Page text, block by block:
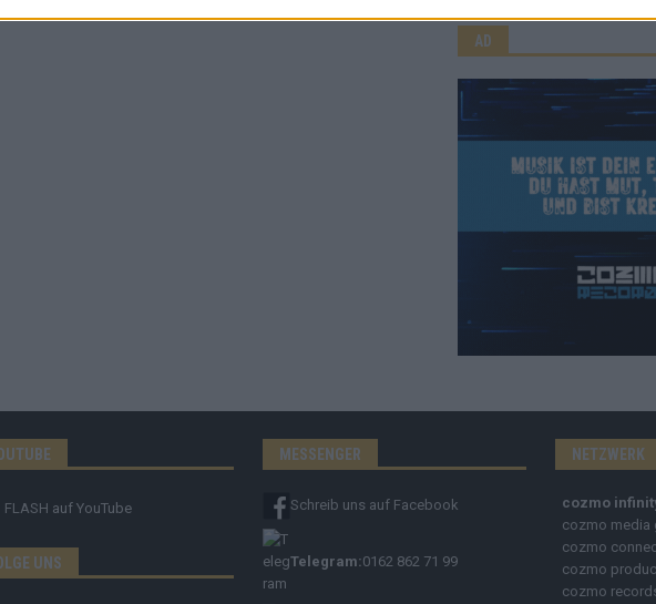
AD
FLASH auf YouTube
UNS
MESSENGER
Schreib uns auf Facebook
Telegram:0162 862 71 99
NETZWERK
cozmo
cozmo media
cozmo
cozmo
cozmo